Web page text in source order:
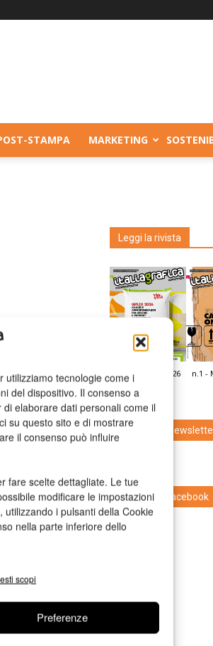
utilizziamo tecnologie come i
del dispositivo. Il consenso a
elaborare dati personali come il
su questo sito e di mostrare
il consenso può influire
fare scelte dettagliate. Le tue
modificare le impostazioni
i pulsanti della Cookie
nella parte inferiore dello
scopi
Preferenze
STAMPA MARKETING
Leggi la rivista
n.2 - Giugno 2026 n.1 -
Edicola Web
Iscriviti alla
Seguici su Facebook